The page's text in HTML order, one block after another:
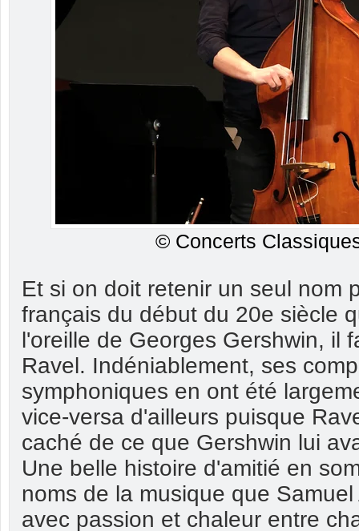
© Concerts
Et si on doit retenir un seul nom
français du début du 20e siècle
l'oreille de Georges Gershwin, il
Ravel. Indéniablement, ses
symphoniques en ont été
vice-versa d'ailleurs puisque
caché de ce que Gershwin lui
Une belle histoire d'amitié en
noms de la musique que
avec passion et chaleur entre